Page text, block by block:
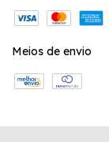
Meios de envio